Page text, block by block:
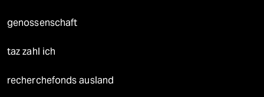
genossenschaft
taz zahl ich
recherchefonds ausland